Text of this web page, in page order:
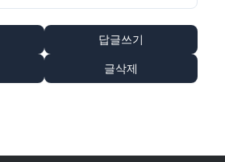
답글쓰기
글삭제